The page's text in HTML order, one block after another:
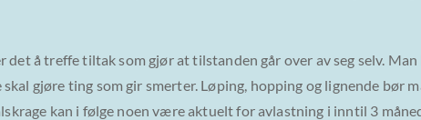
å treffe tiltak som gjør at tilstanden går over av seg selv.
gjøre ting som gir smerter. Løping, hopping og lignende bør
kan i følge noen være aktuelt for avlastning i inntil 3